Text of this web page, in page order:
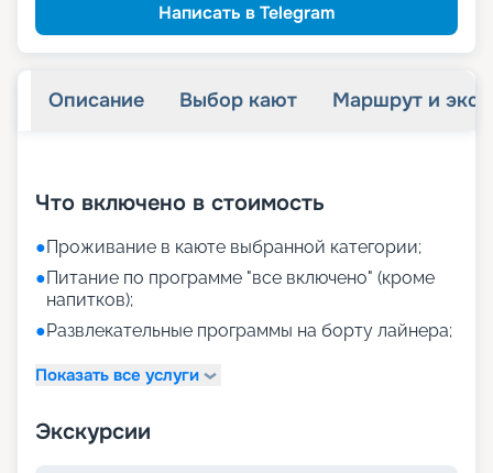
Написать в Telegram
Описание Выбор кают Маршрут и
Что включено в стоимость
●Проживание в каюте выбранной категории;
●Питание по программе "все включено" (кроме
напитков);
●Развлекательные программы на борту лайнера;
Показать все услуги
Экскурсии